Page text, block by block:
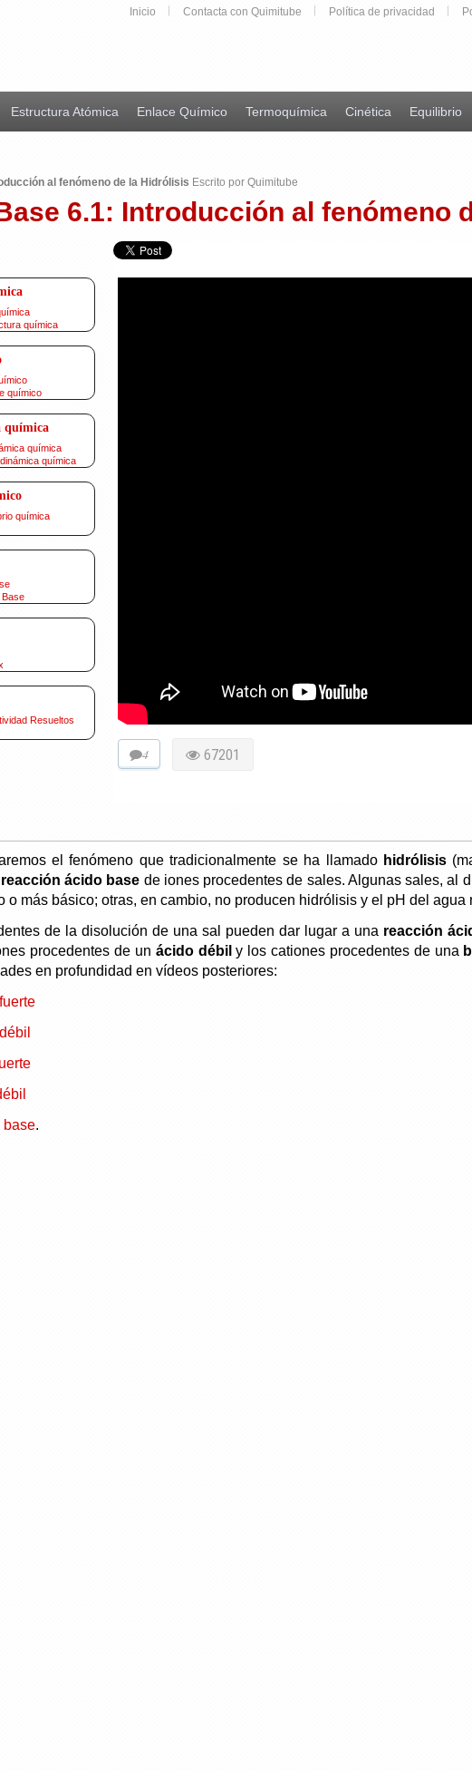
Inicio Contacta con Quimitube Política de privacidad
Estructura Atómica Enlace Químico Termoquímica Cinética Equilibrio
al fenómeno de la Hidrólisis Escrito por Quimitube
6.1: Introducción al fenómeno
química
químico
química
química
química
química
Resueltos
4 67201
el fenómeno que tradicionalmente se ha llamado hidrólisis
reacción ácido base de iones procedentes de sales. Algunas sales, al
o más básico; otras, en cambio, no producen hidrólisis y el pH del agua
de la disolución de una sal pueden dar lugar a una reacción
procedentes de un ácido débil y los cationes procedentes de una
en profundidad en vídeos posteriores:
base.